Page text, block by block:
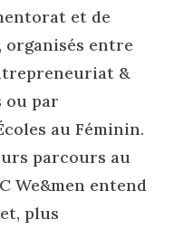
et de
organisés entre
&
ou par
au Féminin.
parcours au
We&men entend
plus